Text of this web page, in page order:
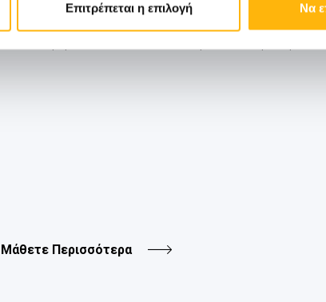
Επιτρέπεται η επιλογή Να
Τη σημασία της πρόληψης και του τακτικού
Μάθετε Περισσότερα